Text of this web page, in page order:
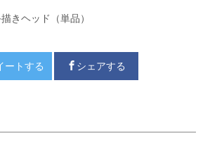
きヘッド（単品）
ートする シェアする